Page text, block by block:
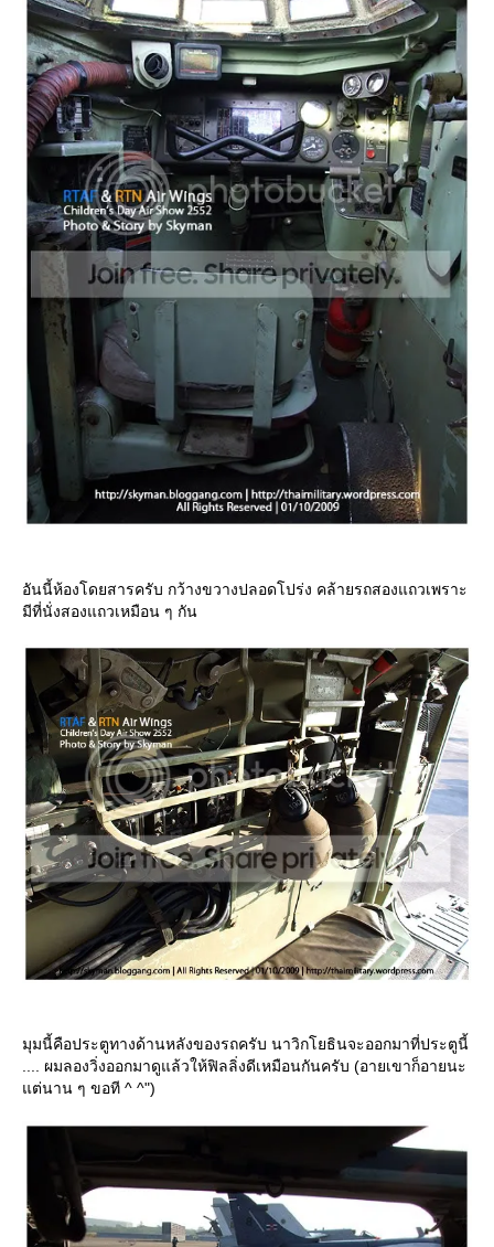
อันนี้ห้องโดยสารครับ กว้างขวางปลอดโปร่ง คล้ายรถสองแถวเพราะ
มีที่นั่งสองแถวเหมือน ๆ กัน
มุมนี้คือประตูทางด้านหลังของรถครับ นาวิกโยธินจะออกมาที่ประตูนี้
.... ผมลองวิ่งออกมาดูแล้วให้ฟิลลิ่งดีเหมือนกันครับ (อายเขาก็อายนะ
ต่นาน ๆ ขอที ^ ^")